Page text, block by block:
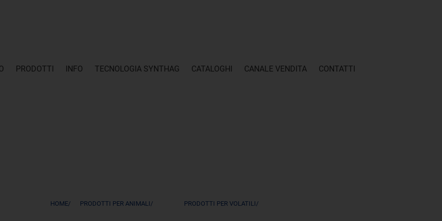
PRODOTTI INFO TECNOLOGIA SYNTHAG CATALOGHI CANALE VENDITA CONTATTI
HOME/ PRODOTTI PER ANIMALI/ PRODOTTI PER VOLATILI/